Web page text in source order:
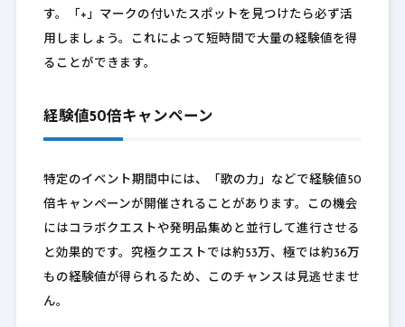
す。「+」マークの付いたスポットを見つけたら必ず活
用しましょう。これによって短時間で大量の経験値を得
ることができます。
経験値50倍キャンペーン
特定のイベント期間中には、「歌の力」などで経験値50
倍キャンペーンが開催されることがあります。この機会
にはコラボクエストや発明品集めと並行して進行させる
と効果的です。究極クエストでは約53万、極では約36万
もの経験値が得られるため、このチャンスは見逃せませ
ん。